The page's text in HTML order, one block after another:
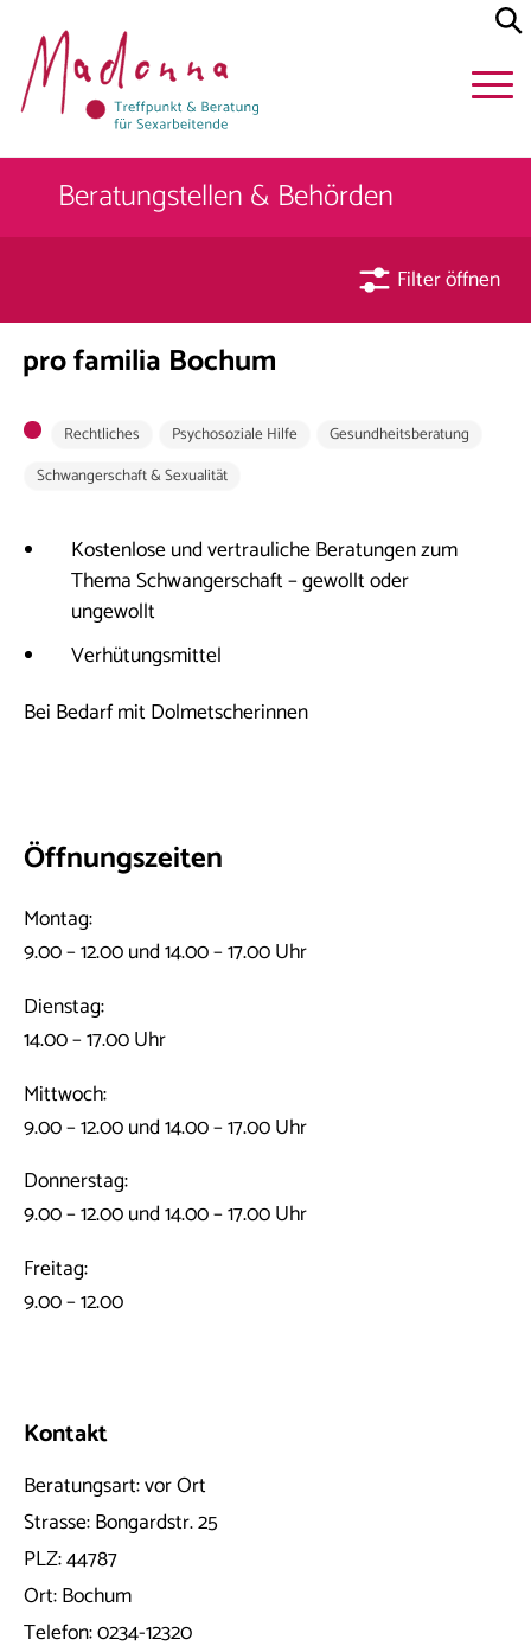
Beratungstellen & Behörden
Filter öffnen
pro familia Bochum
Rechtliches Psychosoziale Hilfe
Gesundheitsberatung
Schwangerschaft & Sexualität
Kostenlose und vertrauliche Beratungen zum
Thema Schwangerschaft – gewollt oder
ungewollt
Verhütungsmittel
Bei Bedarf mit Dolmetscherinnen
Öffnungszeiten
Montag:
9.00 – 12.00 und 14.00 – 17.00 Uhr
Dienstag:
14.00 – 17.00 Uhr
Mittwoch:
9.00 – 12.00 und 14.00 – 17.00 Uhr
Donnerstag:
9.00 – 12.00 und 14.00 – 17.00 Uhr
Freitag:
9.00 – 12.00
Kontakt
Beratungsart:vor Ort
Strasse:Bongardstr. 25
PLZ:44787
Ort:Bochum
Telefon:0234-12320